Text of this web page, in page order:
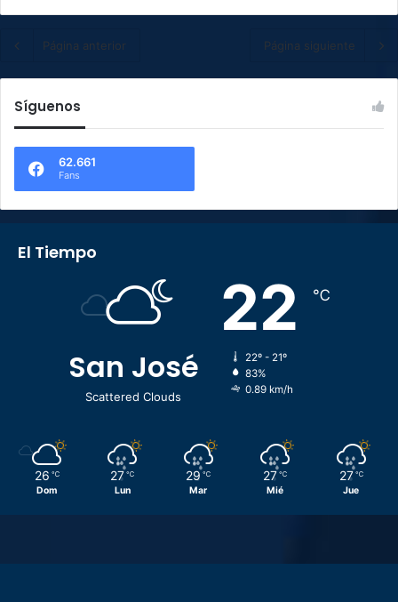
Página anterior Página siguiente
Síguenos
62.661
Fans
El Tiempo
San José
Scattered Clouds
22 ℃
22º - 21º
83%
0.89 km/h
26 ℃
Dom
27 ℃
Lun
29 ℃
Mar
27 ℃
Mié
27 ℃
Jue